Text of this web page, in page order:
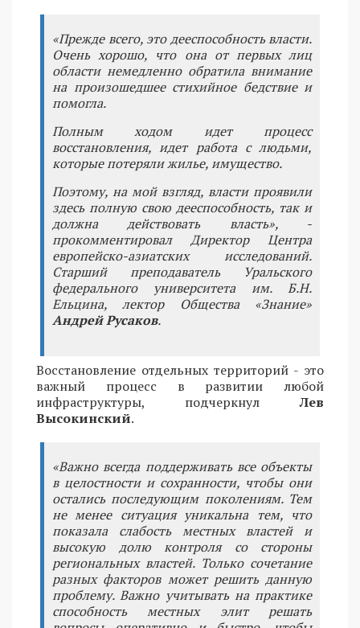
«Прежде всего, это дееспособность власти.
Очень хорошо, что она от первых лиц
области немедленно обратила внимание
на произошедшее стихийное бедствие и
помогла.
Полным ходом идет процесс
восстановления, идет работа с людьми,
которые потеряли жилье, имущество.
Поэтому, на мой взгляд, власти проявили
здесь полную свою дееспособность, так и
должна действовать власть», -
прокомментировал Директор Центра
европейско-азиатских исследований.
Старший преподаватель Уральского
федерального университета им. Б.Н.
Ельцина, лектор Общества «Знание»
Андрей Русаков.
Восстановление отдельных территорий - это
важный процесс в развитии любой
инфраструктуры, подчеркнулЛев
Высокинский.
«Важно всегда поддерживать все объекты
в целостности и сохранности, чтобы они
остались последующим поколениям. Тем
не менее ситуация уникальна тем, что
показала слабость местных властей и
высокую долю контроля со стороны
региональных властей. Только сочетание
разных факторов может решить данную
проблему. Важно учитывать на практике
способность местных элит решать